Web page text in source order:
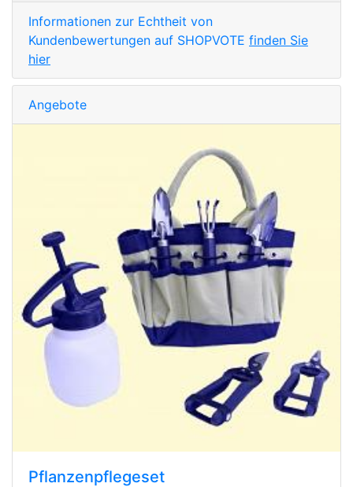
Informationen zur Echtheit von
Kundenbewertungen auf SHOPVOTE finden Sie
hier
Angebote
Pflanzenpflegeset